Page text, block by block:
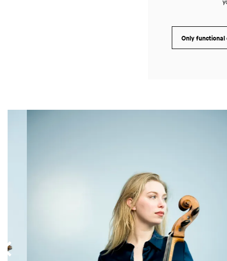
Only functional